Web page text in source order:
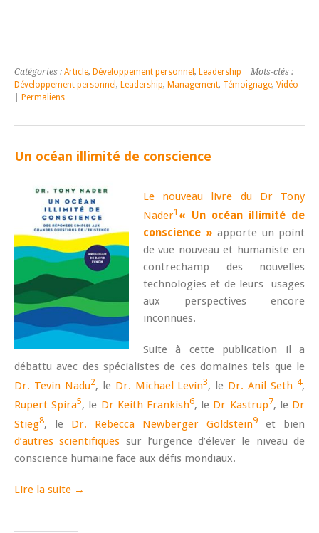
Catégories : Article, Développement personnel , Leadership | Mots-clés :
Développement personnel , Leadership, Management, Témoignage, Vidéo
Permaliens
Un océan illimité de conscience
Le nouveau livre du Dr Tony
Nader1 « Un océan illimité de
conscience » apporte un point
de vue nouveau et humaniste en
contrechamp des nouvelles
technologies et de leurs usages
aux perspectives encore
inconnues.
Suite à cette publication il a
débattu avec des spécialistes de ces domaines tels que le
Dr. Tevin Nadu2, le Dr. Michael Levin3, le Dr. Anil Seth 4,
Rupert Spira5, le Dr Keith Frankish6, le Dr Kastrup7, le Dr
Stieg8, le Dr. Rebecca Newberger Goldstein9 et bien
d’autres scientifiques sur l’urgence d’élever le niveau de
conscience humaine face aux défis mondiaux.
Lire la suite →